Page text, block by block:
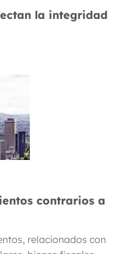
la integridad
contrarios a
, relacionados con